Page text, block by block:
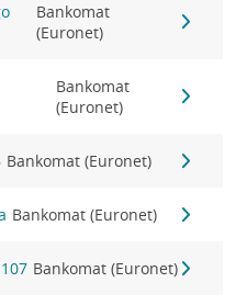
Bankomat
(Euronet)
Bankomat
(Euronet)
Bankomat (Euronet)
Bankomat (Euronet)
Bankomat (Euronet)